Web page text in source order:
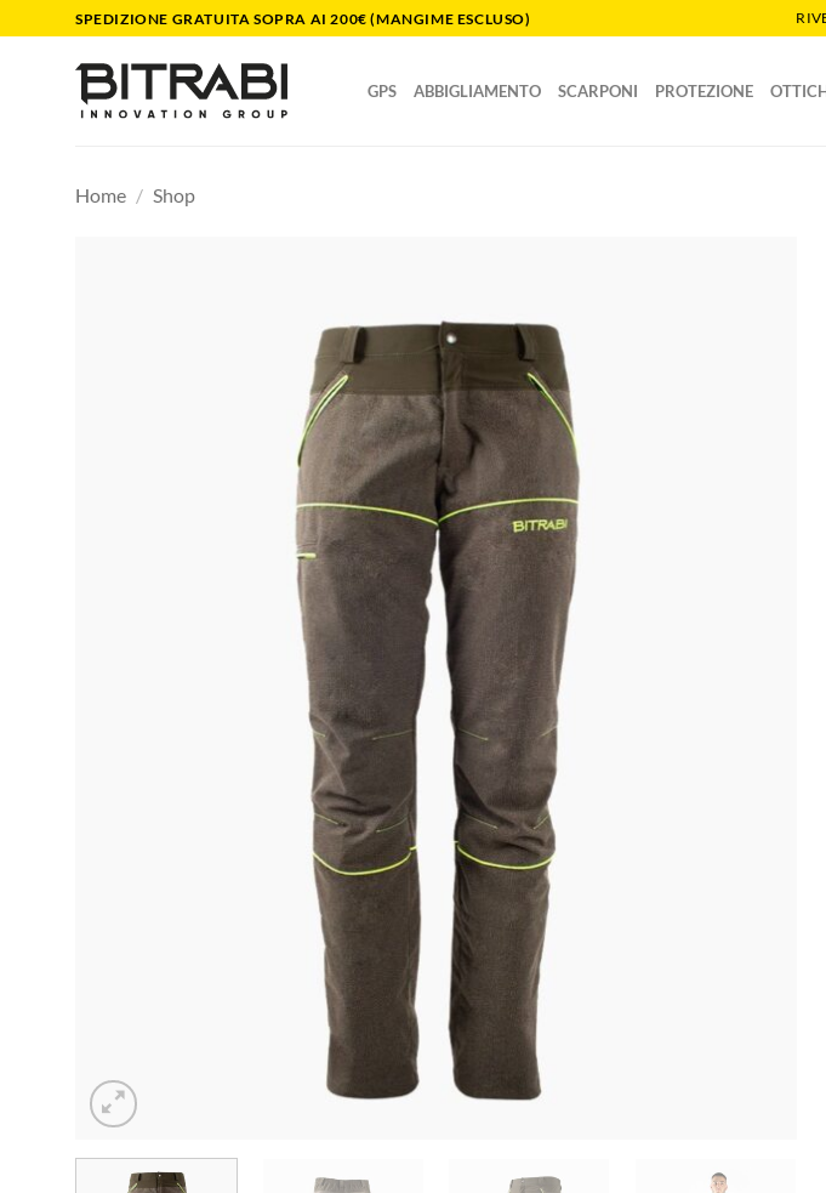
ai
contenuti
SPEDIZIONE GRATUITA SOPRA AI 200€ (MANGIME ESCLUSO)
GPS ABBIGLIAMENTO SCARPONI PROTEZIONE
Home / Shop